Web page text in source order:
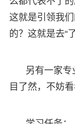
这就是引领我
的？这就是去“
另有一家专
目了然，不妨看